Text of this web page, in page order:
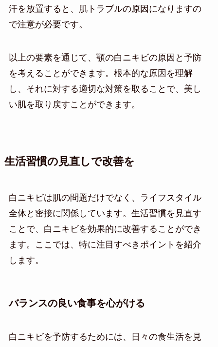
汗を放置すると、肌トラブルの原因になりますの
で注意が必要です。
以上の要素を通じて、顎の白ニキビの原因と予防
を考えることができます。根本的な原因を理解
し、それに対する適切な対策を取ることで、美し
い肌を取り戻すことができます。
生活習慣の見直しで改善を
白ニキビは肌の問題だけでなく、ライフスタイル
全体と密接に関係しています。生活習慣を見直す
ことで、白ニキビを効果的に改善することができ
ます。ここでは、特に注目すべきポイントを紹介
します。
バランスの良い食事を心がける
白ニキビを予防するためには、日々の食生活を見